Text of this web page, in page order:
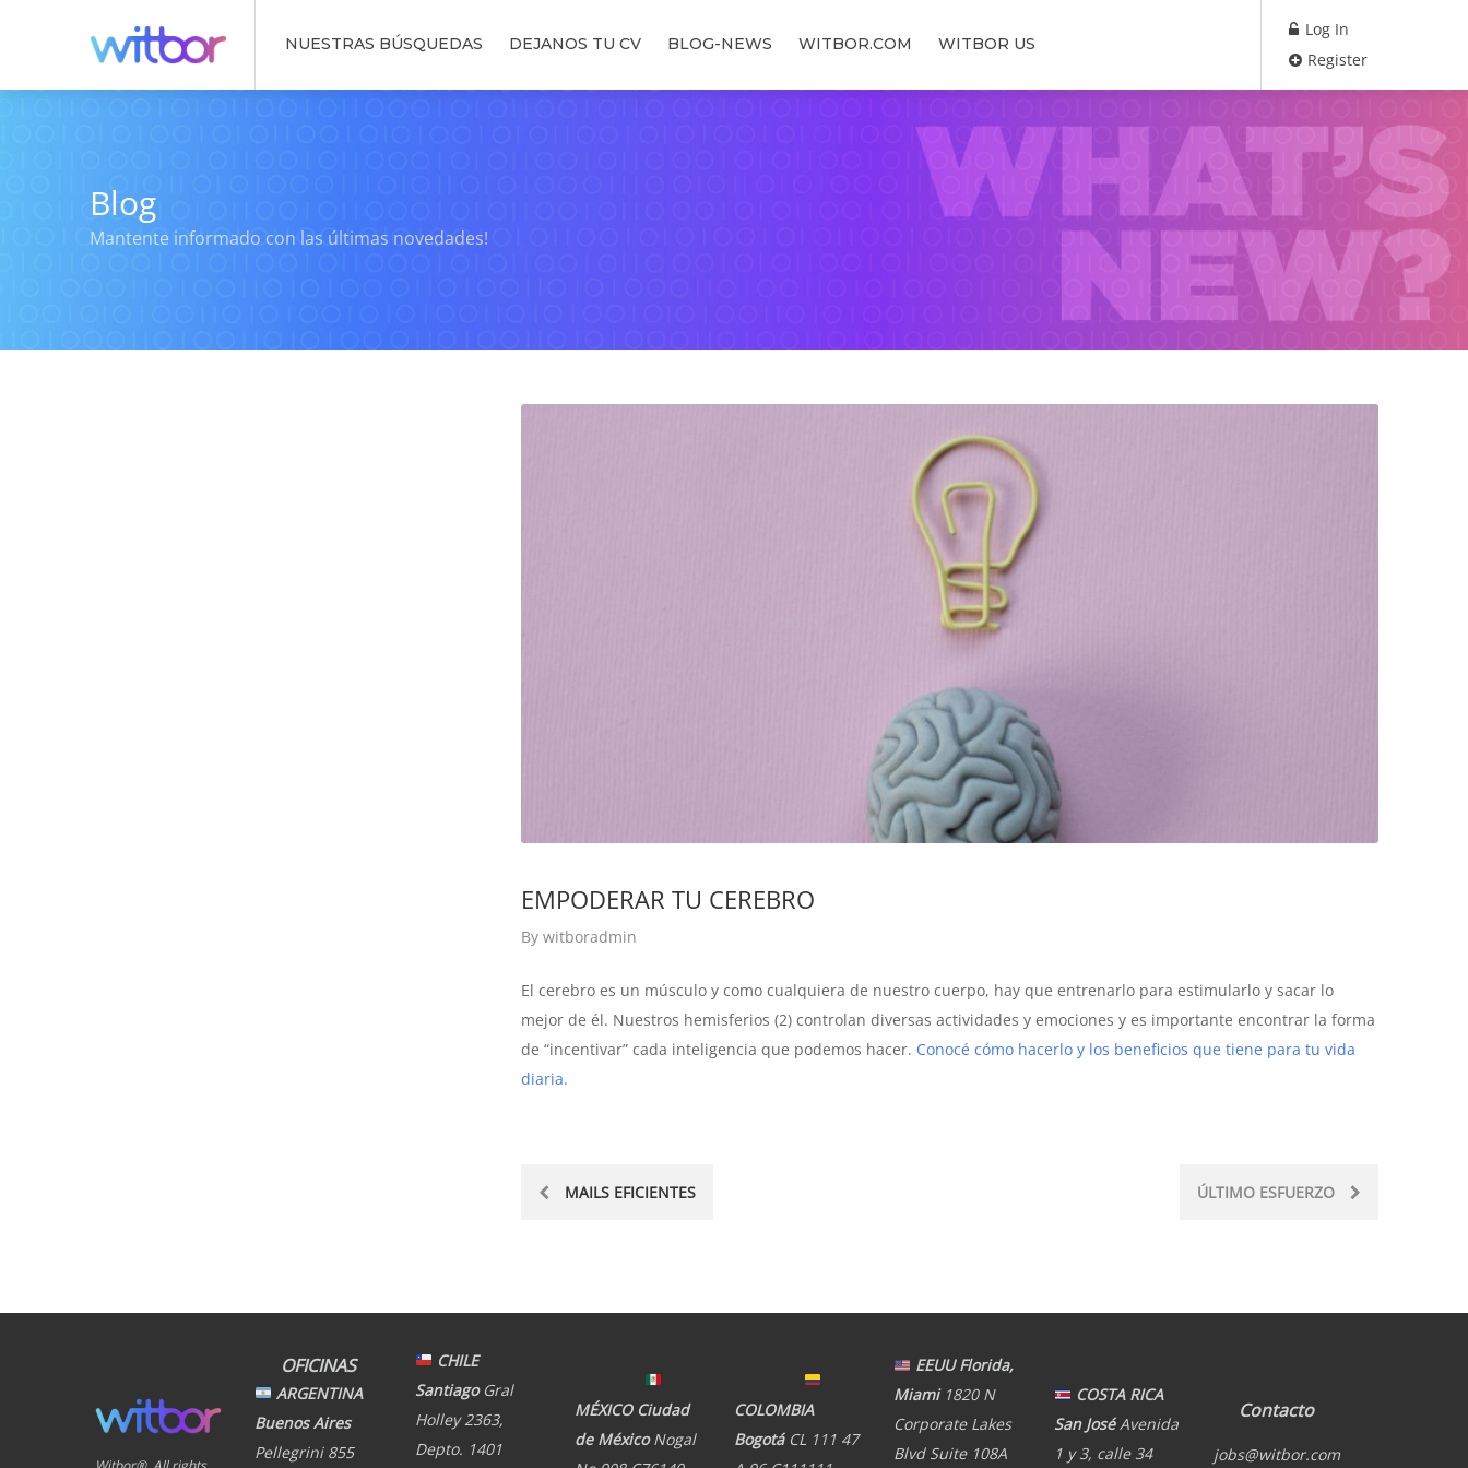
NUESTRAS BÚSQUEDAS DEJANOS TU CV BLOG-NEWS WITBOR.COM WITBOR US
Log In
Register
Blog
Mantente informado con las últimas novedades!
EMPODERAR TU CEREBRO
By witboradmin
El cerebro es un músculo y como cualquiera de nuestro cuerpo, hay que entrenarlo para estimularlo y sacar lo
mejor de él. Nuestros hemisferios (2) controlan diversas actividades y emociones y es importante encontrar la forma
de “incentivar” cada inteligencia que podemos hacer. Conocé cómo hacerlo y los beneficios que tiene para tu vida
diaria.
PostMAILS EFICIENTES ÚLTIMO ESFUERZO
OFICINAS
ARGENTINA
Buenos Aires
Pellegrini 855
CHILE
Santiago Gral
Holley 2363,
Depto. 1401
MÉXICO Ciudad
de MéxicoNogal
COLOMBIA
BogotáCL 111 47
EEUU Florida,
Miami1820 N
Corporate Lakes
Blvd Suite 108A
COSTA RICA
San JoséAvenida
1 y 3, calle 34
Contacto
jobs@witbor.com